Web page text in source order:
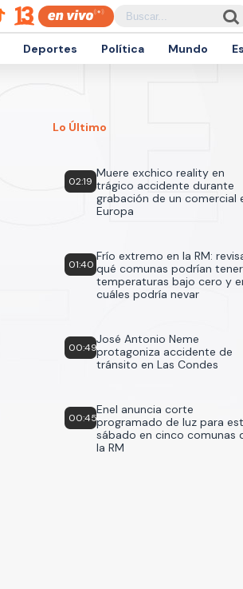
Deportes Política Mundo
Lo Último
02:19
Muere exchico reality en
trágico accidente durante
grabación de un comercial
Europa
01:40
Frío extremo en la RM:
qué comunas podrían tener
temperaturas bajo cero y
cuáles podría nevar
00:49
José Antonio Neme
protagoniza accidente de
tránsito en Las Condes
00:45
Enel anuncia corte
programado de luz para
sábado en cinco comunas
la RM